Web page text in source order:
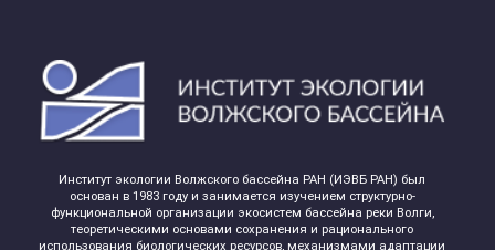
Институт экологии Волжского бассейна РАН (ИЭВБ РАН) был
основан в 1983 году и занимается изучением структурно-
функциональной организации экосистем бассейна реки Волги,
теоретическими основами сохранения и рационального
использования биологических ресурсов, механизмами адаптации